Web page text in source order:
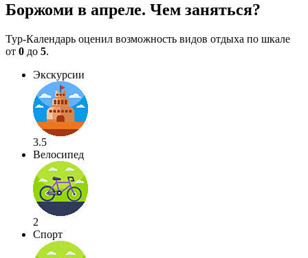
Боржоми в апреле. Чем заняться?
Тур-Календарь оценил возможность видов отдыха по шкале
от 0 до 5.
Экскурсии
3.5
Велосипед
2
Спорт